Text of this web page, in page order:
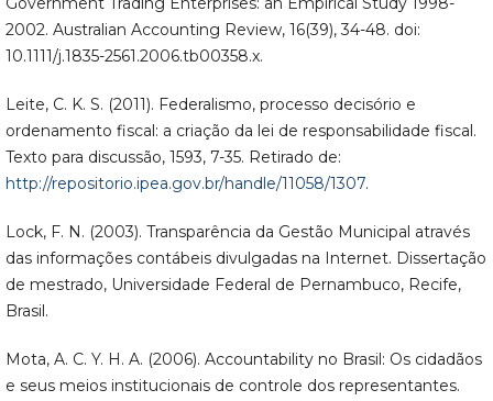
2002. Australian Accounting Review, 16(39), 34-48. doi:
10.1111/j.1835-2561.2006.tb00358.x.
Leite, C. K. S. (2011). Federalismo, processo decisório e
ordenamento fiscal: a criação da lei de responsabilidade fiscal.
Texto para discussão, 1593, 7-35. Retirado de:
http://repositorio.ipea.gov.br/handle/11058/1307.
Lock, F. N. (2003). Transparência da Gestão Municipal através
das informações contábeis divulgadas na Internet. Dissertação
de mestrado, Universidade Federal de Pernambuco, Recife,
Brasil.
Mota, A. C. Y. H. A. (2006). Accountability no Brasil: Os cidadãos
e seus meios institucionais de controle dos representantes.